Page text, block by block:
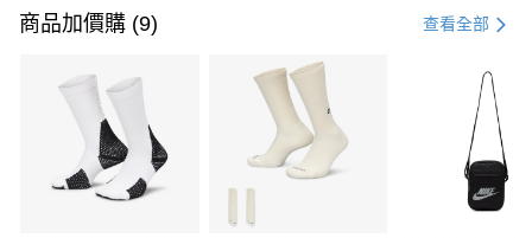
信用卡一次付款
3 期 0 利率 每期 21家銀行
合作金庫商業銀行
第一商業銀行
華南商業銀行
彰化商業銀行
上海商業儲蓄銀行
Apple Pay
商品加價購 (9) 查看全部